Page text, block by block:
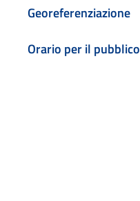
Georeferenziazione
Orario per il pubblico